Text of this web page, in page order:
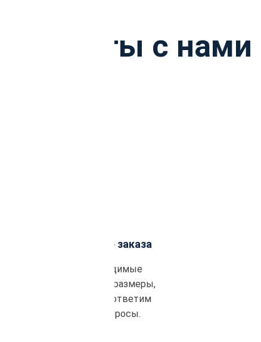
работы с нами
Подтверждение заказа
Уточним необходимые
материалы, объем, размеры,
сроки поставки и ответим
на все ваши вопросы.